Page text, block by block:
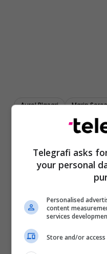
Aurel Plasari Marin
Telegrafi asks
your personal
Personalised
content
services
Store and/or